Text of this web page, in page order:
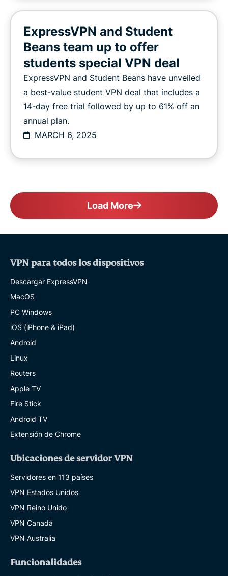
ExpressVPN and Student
Beans team up to offer
students special VPN deal
ExpressVPN and Student Beans have unveiled
a best-value student VPN deal that includes a
14-day free trial followed by up to 61% off an
annual plan.
MARCH 6, 2025
Load More
VPN para todos los dispositivos
Descargar ExpressVPN
MacOS
PC Windows
iOS (iPhone & iPad)
Android
Linux
Routers
Apple TV
Fire Stick
Android TV
Extensión de Chrome
Ubicaciones de servidor VPN
Servidores en 113 países
VPN Estados Unidos
VPN Reino Unido
VPN Canadá
VPN Australia
Funcionalidades